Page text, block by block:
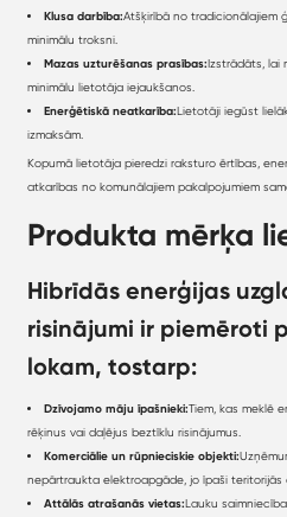
Klusa darbība:Atšķirībā no tradicionālajiem
minimālu troksni.
Mazas uzturēšanas prasības:Izstrādāts, lai
minimālu lietotāja iejaukšanos.
Enerģētiskā neatkarība:Lietotāji iegūst
izmaksām.
Kopumā lietotāja pieredzi raksturo ērtības,
atkarības no komunālajiem pakalpojumiem
Produkta mērķa
Hibrīdās enerģijas
risinājumi ir piemēroti
lokam, tostarp:
Dzīvojamo māju īpašnieki:Tiem, kas meklē
rēķinus vai daļējus beztīklu risinājumus.
Komerciālie un rūpnieciskie objekti:
nepārtraukta elektroapgāde, jo īpaši teritorijās
Attālās atrašanās vietas:Lauku